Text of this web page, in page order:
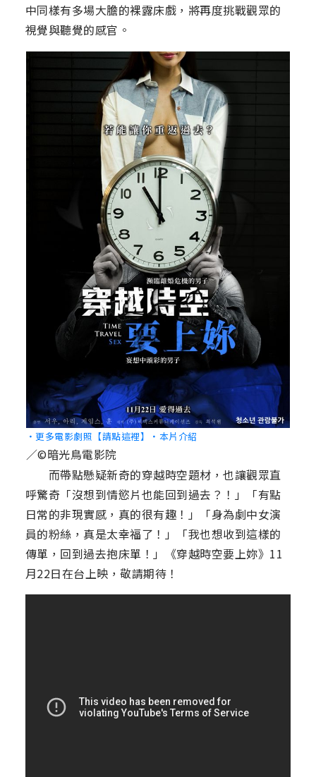
中同樣有多場大膽的裸露床戲，將再度挑戰觀眾的
視覺與聽覺的感官。
‧更多電影劇照【請點這裡】 ‧本片介紹
／©暗光鳥電影院
而帶點懸疑新奇的穿越時空題材，也讓觀眾直
呼驚奇「沒想到情慾片也能回到過去？！」「有點
日常的非現實感，真的很有趣！」「身為劇中女演
員的粉絲，真是太幸福了！」「我也想收到這樣的
傳單，回到過去抱床單！」《穿越時空要上妳》11
月22日在台上映，敬請期待！